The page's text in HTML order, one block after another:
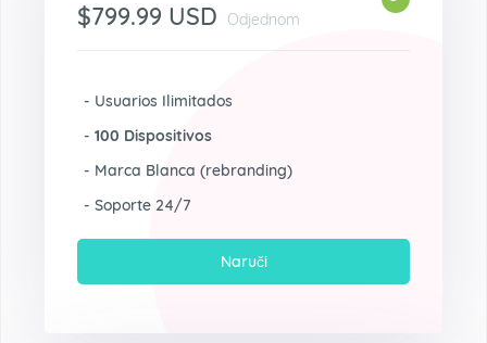
$799.99 USD Odjednom
- Usuarios Ilimitados
- 100 Dispositivos
- Marca Blanca (rebranding)
- Soporte 24/7
Naruči